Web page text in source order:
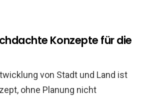
Konzepte für die
von Stadt und Land ist
ohne Planung nicht